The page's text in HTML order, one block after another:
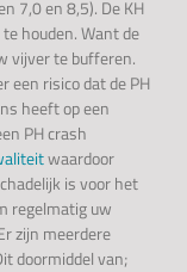
7,0 en 8,5). De KH
houden. Want de
vijver te bufferen.
een risico dat de PH
heeft op een
PH crash
waardoor
is voor het
regelmatig uw
zijn meerdere
doormiddel van;